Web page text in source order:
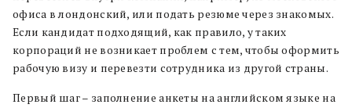
офиса в лондонский, или подать резюме через знакомых.
Если кандидат подходящий, как правило, у таких
корпораций не возникает проблем с тем, чтобы оформить
рабочую визу и перевезти сотрудника из другой страны.
Первый шаг – заполнение анкеты на английском языке на